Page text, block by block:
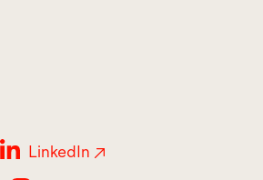
LinkedIn